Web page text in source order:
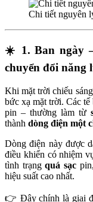
Chi tiết nguyên
☀️ 1. Ban ngày
chuyển đổi năng
Khi mặt trời chiếu
bức xạ mặt trời. Các
pin – thường làm từ
thành dòng điện một
Dòng điện này được
điều khiển có nhiệm
tình trạngquá sạc
hiệu suất cao nhất.
👉 Đây chính là giai